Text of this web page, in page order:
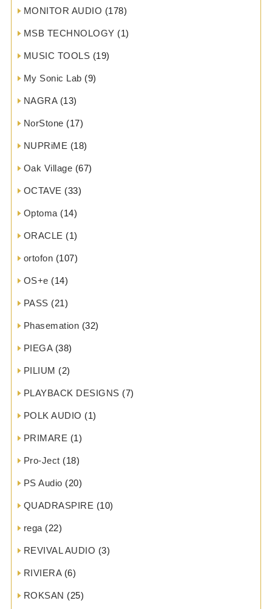
MONITOR AUDIO (178)
MSB TECHNOLOGY (1)
MUSIC TOOLS (19)
My Sonic Lab (9)
NAGRA(13)
NorStone (17)
NUPRiME (18)
Oak Village (67)
OCTAVE (33)
Optoma(14)
ORACLE (1)
ortofon (107)
OS+e (14)
PASS (21)
Phasemation (32)
PIEGA(38)
PILIUM (2)
PLAYBACK DESIGNS (7)
POLK AUDIO (1)
PRIMARE (1)
Pro-Ject (18)
PS Audio (20)
QUADRASPIRE (10)
rega(22)
REVIVAL AUDIO (3)
RIVIERA(6)
ROKSAN (25)